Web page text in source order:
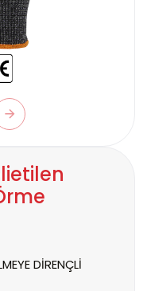
DİRENÇLİ